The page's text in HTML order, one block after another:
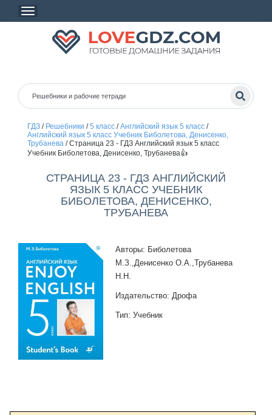
ГДЗ/ Решебники /5 класс/Английский язык 5 класс/
Английский язык 5 класс Учебник Биболетова, Денисенко,
Трубанева/Страница 23 - ГДЗ Английский язык 5 класс
Учебник Биболетова, Денисенко, Трубанева👍
СТРАНИЦА 23 - ГДЗ АНГЛИЙСКИЙ
ЯЗЫК 5 КЛАСС УЧЕБНИК
БИБОЛЕТОВА, ДЕНИСЕНКО,
ТРУБАНЕВА
Авторы: Биболетова
М.З.,Денисенко О.А.,Трубанева
Н.Н.
Издательство: Дрофа
Тип: Учебник